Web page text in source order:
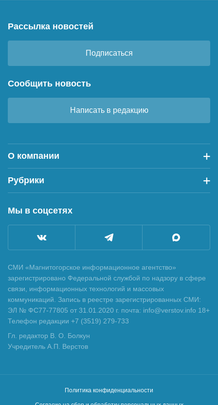
Рассылка новостей
Подписаться
Сообщить новость
Написать в редакцию
О компании
Рубрики
Мы в соцсетях
СМИ «Магнитогорское информационное агентство»
зарегистрировано Федеральной службой по надзору в сфере
связи, информационных технологий и массовых
коммуникаций. Запись в реестре зарегистрированных СМИ:
ЭЛ № ФС77-77805 от 31.01.2020 г. почта: info@verstov.info 18+
Телефон редакции +7 (3519) 279-733
Гл. редактор В. О. Болкун
Учредитель А.П. Верстов
Политика конфиденциальности